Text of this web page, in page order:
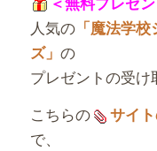
人気の「魔法学校
ズ」 の
プレゼントの受け
こちらの
サイ
で、